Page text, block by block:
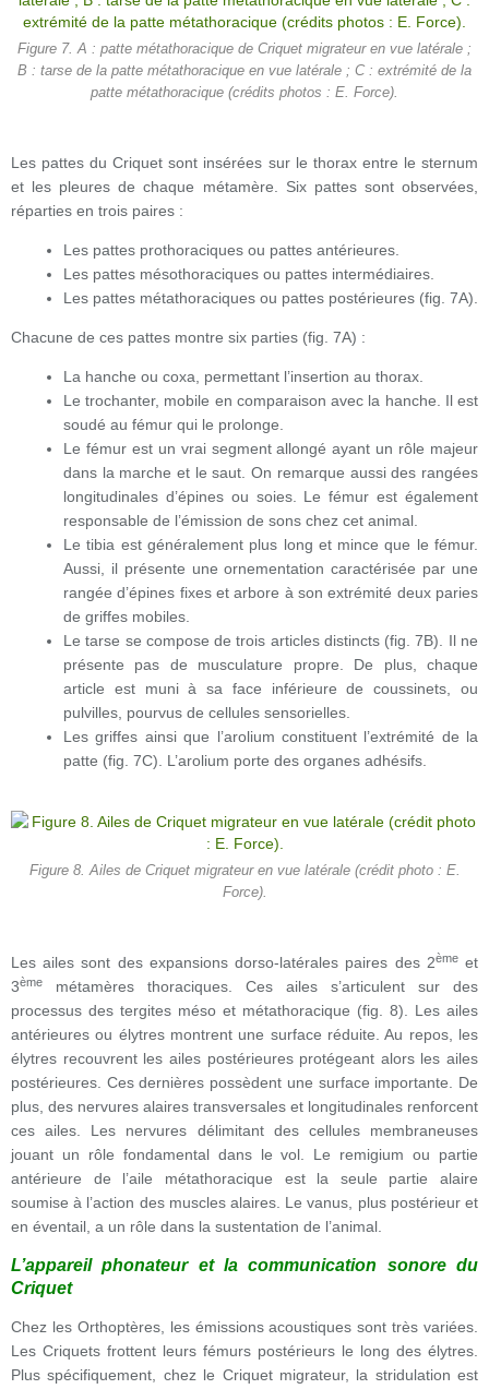
Figure 7. A : patte métathoracique de Criquet migrateur en vue latérale ;
B : tarse de la patte métathoracique en vue latérale ; C : extrémité de la
patte métathoracique (crédits photos : E. Force).
Les pattes du Criquet sont insérées sur le thorax entre le sternum
et les pleures de chaque métamère. Six pattes sont observées,
réparties en trois paires :
Les pattes prothoraciques ou pattes antérieures.
Les pattes mésothoraciques ou pattes intermédiaires.
Les pattes métathoraciques ou pattes postérieures (fig. 7A).
Chacune de ces pattes montre six parties (fig. 7A) :
La hanche ou coxa, permettant l’insertion au thorax.
Le trochanter, mobile en comparaison avec la hanche. Il est
soudé au fémur qui le prolonge.
Le fémur est un vrai segment allongé ayant un rôle majeur
dans la marche et le saut. On remarque aussi des rangées
longitudinales d’épines ou soies. Le fémur est également
responsable de l’émission de sons chez cet animal.
Le tibia est généralement plus long et mince que le fémur.
Aussi, il présente une ornementation caractérisée par une
rangée d’épines fixes et arbore à son extrémité deux paries
de griffes mobiles.
Le tarse se compose de trois articles distincts (fig. 7B). Il ne
présente pas de musculature propre. De plus, chaque
article est muni à sa face inférieure de coussinets, ou
pulvilles, pourvus de cellules sensorielles.
Les griffes ainsi que l’arolium constituent l’extrémité de la
patte (fig. 7C). L’arolium porte des organes adhésifs.
Figure 8. Ailes de Criquet migrateur en vue latérale (crédit photo : E.
Force).
Les ailes sont des expansions dorso-latérales paires des 2èmeet
3ème
métamères thoraciques. Ces ailes s’articulent sur des
processus des tergites méso et métathoracique (fig. 8). Les ailes
antérieures ou élytres montrent une surface réduite. Au repos, les
élytres recouvrent les ailes postérieures protégeant alors les ailes
postérieures. Ces dernières possèdent une surface importante. De
plus, des nervures alaires transversales et longitudinales renforcent
ces ailes. Les nervures délimitant des cellules membraneuses
jouant un rôle fondamental dans le vol. Le remigium ou partie
antérieure de l’aile métathoracique est la seule partie alaire
soumise à l’action des muscles alaires. Le vanus, plus postérieur et
en éventail, a un rôle dans la sustentation de l’animal.
L’appareil phonateur et la communication sonore du
Criquet
Chez les Orthoptères, les émissions acoustiques sont très variées.
Les Criquets frottent leurs fémurs postérieurs le long des élytres.
Plus spécifiquement, chez le Criquet migrateur, la stridulation est